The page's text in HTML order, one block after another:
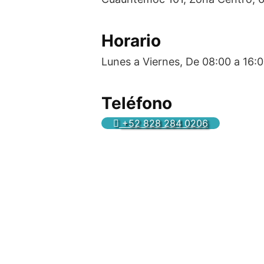
Horario
Lunes a Viernes, De 08:00 a
Teléfono
+52 828 284 0206